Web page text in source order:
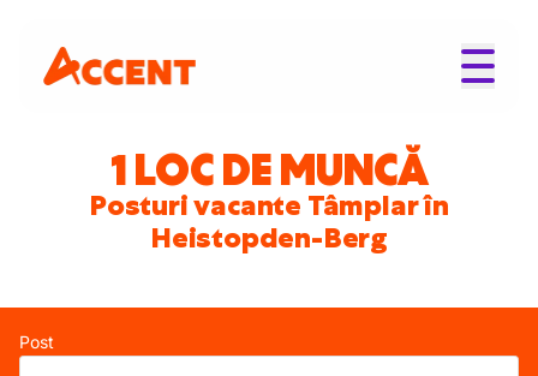
1 LOC DE MUNCĂ
Posturi vacante Tâmplar în
Heistopden-Berg
Post